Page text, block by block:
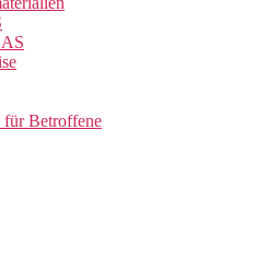
Betroffene